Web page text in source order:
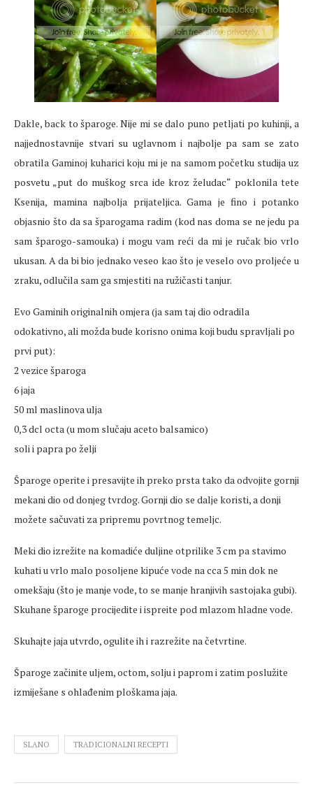
Dakle, back to šparoge. Nije mi se dalo puno petljati po kuhinji, a
najjednostavnije stvari su uglavnom i najbolje pa sam se zato
obratila Gaminoj kuharici koju mi je na samom početku studija uz
posvetu „put do muškog srca ide kroz želudac“ poklonila tete
Ksenija, mamina najbolja prijateljica. Gama je fino i potanko
objasnio što da sa šparogama radim (kod nas doma se ne jedu pa
sam šparogo-samouka) i mogu vam reći da mi je ručak bio vrlo
ukusan. A da bi bio jednako veseo kao što je veselo ovo proljeće u
zraku, odlučila sam ga smjestiti na ružičasti tanjur.
Evo Gaminih originalnih omjera (ja sam taj dio odradila
odokativno, ali možda bude korisno onima koji budu spravljali po
prvi put):
2 vezice šparoga
6 jaja
50 ml maslinova ulja
0,3 dcl octa (u mom slučaju aceto balsamico)
soli i papra po želji
Šparoge operite i presavijte ih preko prsta tako da odvojite gornji
mekani dio od donjeg tvrdog. Gornji dio se dalje koristi, a donji
možete sačuvati za pripremu povrtnog temeljc.
Meki dio izrežite na komadiće duljine otprilike 3 cm pa stavimo
kuhati u vrlo malo posoljene kipuće vode na cca 5 min dok ne
omekšaju (što je manje vode, to se manje hranjivih sastojaka gubi).
Skuhane šparoge procijedite i ispreite pod mlazom hladne vode.
Skuhajte jaja utvrdo, ogulite ih i razrežite na četvrtine.
Šparoge začinite uljem, octom, solju i paprom i zatim poslužite
izmiješane s ohlađenim ploškama jaja.
SLANO TRADICIONALNI RECEPTI